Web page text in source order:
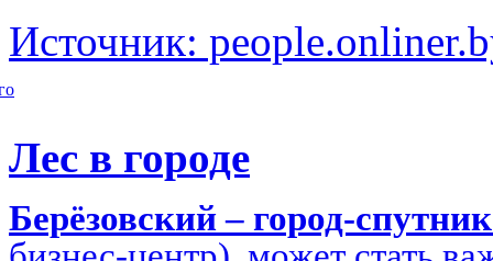
Источник:
Лес в городе
Берёзовский – город-